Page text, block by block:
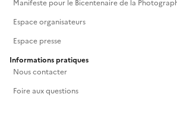
Manifeste pour le Bicentenaire de la
Espace organisateurs
Espace presse
Informations pratiques
Nous contacter
Foire aux questions